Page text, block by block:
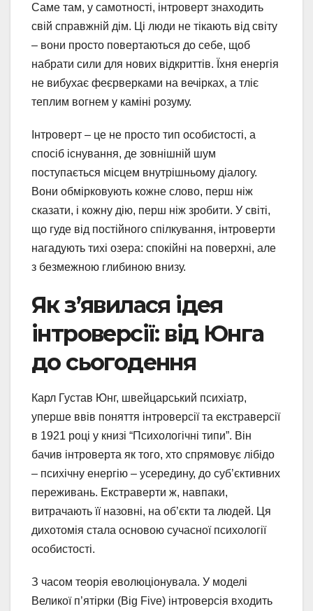
Саме там, у самотності, інтроверт знаходить
свій справжній дім. Ці люди не тікають від світу
– вони просто повертаються до себе, щоб
набрати сили для нових відкриттів. Їхня енергія
не вибухає феєрверками на вечірках, а тліє
теплим вогнем у каміні розуму.
Інтроверт – це не просто тип особистості, а
спосіб існування, де зовнішній шум
поступається місцем внутрішньому діалогу.
Вони обмірковують кожне слово, перш ніж
сказати, і кожну дію, перш ніж зробити. У світі,
що гуде від постійного спілкування, інтроверти
нагадують тихі озера: спокійні на поверхні, але
з безмежною глибиною внизу.
Як з’явилася ідея
інтроверсії: від Юнга
до сьогодення
Карл Густав Юнг, швейцарський психіатр,
уперше ввів поняття інтроверсії та екстраверсії
в 1921 році у книзі “Психологічні типи”. Він
бачив інтроверта як того, хто спрямовує лібідо
– психічну енергію – усередину, до суб’єктивних
переживань. Екстраверти ж, навпаки,
витрачають її назовні, на об’єкти та людей. Ця
дихотомія стала основою сучасної психології
особистості.
З часом теорія еволюціонувала. У моделі
Великої п’ятірки (Big Five) інтроверсія входить